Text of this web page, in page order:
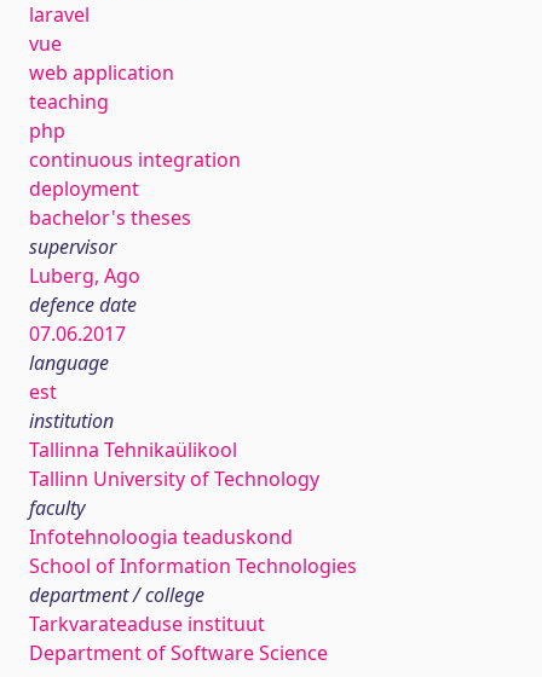
laravel
vue
web application
teaching
php
continuous integration
deployment
bachelor's theses
supervisor
Luberg, Ago
defence date
07.06.2017
language
est
institution
Tallinna Tehnikaülikool
Tallinn University of Technology
faculty
Infotehnoloogia teaduskond
School of Information Technologies
department / college
Tarkvarateaduse instituut
Department of Software Science